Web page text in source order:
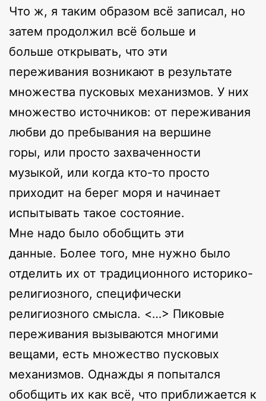
Что ж, я таким образом всё записал, но
затем продолжил всё больше и
больше открывать, что эти
переживания возникают в результате
множества пусковых механизмов. У них
множество источников: от переживания
любви до пребывания на вершине
горы, или просто захваченности
музыкой, или когда кто-то просто
приходит на берег моря и начинает
испытывать такое состояние.
Мне надо было обобщить эти
данные. Более того, мне нужно было
отделить их от традиционного историко-
религиозного, специфически
религиозного смысла. <…> Пиковые
переживания вызываются многими
вещами, есть множество пусковых
механизмов. Однажды я попытался
обобщить их как всё, что приближается к